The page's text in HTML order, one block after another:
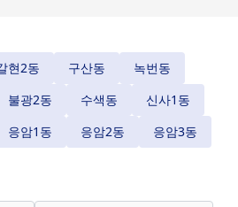
현2동 구산동
녹번동
불광2동 수색동
신사1동
응암1동 응암2동
응암3동